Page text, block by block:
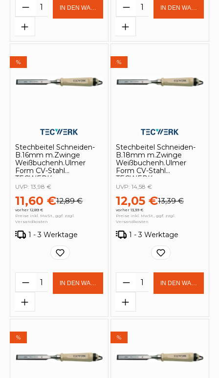
Produkt Anzahl: Gib den
IN DEN WARENKORB Produkt Anzahl:
IN DEN
%
Stechbeitel Schneiden-
B.16mm m.Zwinge
Weißbuchenh.Ulmer
Form CV-Stahl
TECWERK
11,60 €12,89 €
vorher 12,89 €
UVP: 13,98 €
Preise inkl. MwSt., ggf. zzgl.
Versandkosten
1 - 3 Werktage
Produkt Anzahl: Gib den
IN DEN WARENKORB
%
Stechbeitel Schneiden-
B.18mm m.Zwinge
Weißbuchenh.Ulmer
Form CV-Stahl
TECWERK
12,05 €13,39 €
vorher 13,39 €
UVP: 14,58 €
Preise inkl. MwSt., ggf. zzgl.
Versandkosten
1 - 3 Werktage
Produkt Anzahl:
IN DEN
% %